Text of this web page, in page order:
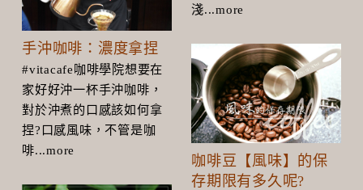
手沖咖啡：濃度拿捏
#vitacafe咖啡學院想要在
家好好沖一杯手沖咖啡，
對於沖煮的口感該如何拿
捏?口感風味，不管是咖
啡...more
淺...more
咖啡豆【風味】的保
存期限有多久呢?